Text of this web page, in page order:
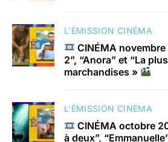
L'ÉMISSION CINÉMA
CINÉMA
2”, “Anora” et “La
marchandises »
L'ÉMISSION CINÉMA
CINÉMA octobre
à deux”,